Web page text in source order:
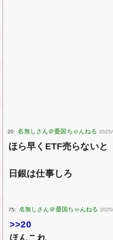
20:
ほら早くETF売らないと
日銀は仕事しろ
75:
>>20